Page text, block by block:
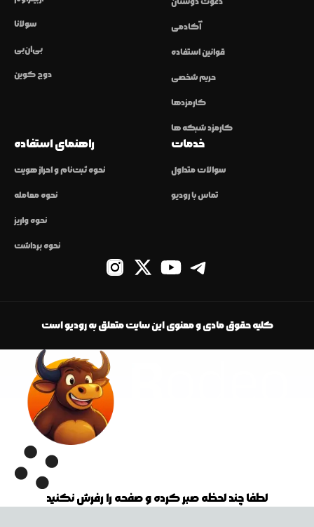
سولانا
بی‌ان‌بی
دوج کوین
آکادمی
قوانین استفاده
حریم شخصی
کارمزدها
کارمزد شبکه ها
راهنمای استفاده
نحوه ثبت‌نام و احراز هویت
نحوه معامله
نحوه واریز
نحوه برداشت
خدمات
سوالات متداول
تماس با رودیو
کلیه حقوق مادی و معنوی این سایت متعلق به رودیو است
لطفا چند لحظه صبر کرده و صفحه را رفرش نکنید